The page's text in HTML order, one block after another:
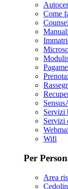
Come
Servizi
Servizi
Wifi
Per
Area